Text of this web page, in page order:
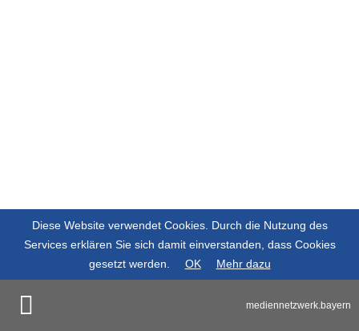
mediennetzwerk.bayern
Diese Website verwendet Cookies. Durch die Nutzung des
Services erklären Sie sich damit einverstanden, dass Cookies
gesetzt werden.
OK Mehr dazu